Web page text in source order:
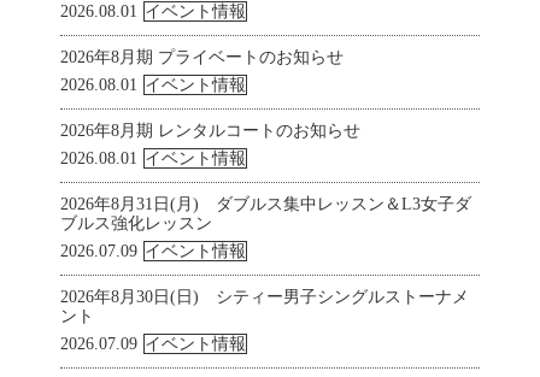
2026.08.01
イベント情報
2026年8月期 プライベートのお知らせ
2026.08.01
イベント情報
2026年8月期 レンタルコートのお知らせ
2026.08.01
イベント情報
2026年8月31日(月) ダブルス集中レッスン＆L3女子ダ
ブルス強化レッスン
2026.07.09 イベント情報
2026年8月30日(日) シティー男子シングルストーナメ
ント
2026.07.09 イベント情報